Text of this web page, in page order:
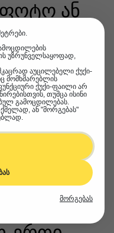
უზრუნველსაყოფად,
აუცილებელი ქუქი-
მომხმარებლის
ქუქი-ფაილი არ
თუმცა ისინი
გამოცდილებას.
ან "მორგებას"
მორგებას
ან
-